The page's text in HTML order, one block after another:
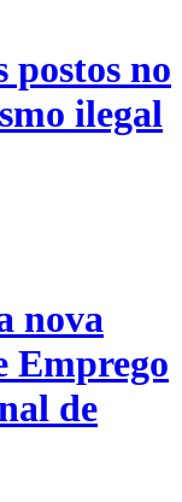
postos no
ilegal
nova
Emprego
de